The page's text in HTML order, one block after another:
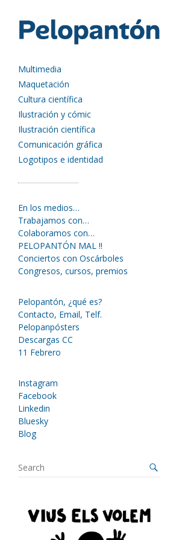
Multimedia
Maquetación
Cultura científica
Ilustración y cómic
Ilustración científica
Comunicación gráfica
Logotipos e identidad
En los medios…
Trabajamos con…
Colaboramos con…
PELOPANTÓN MAL !!
Conciertos con Oscárboles
Congresos, cursos, premios
Pelopantón, ¿qué es?
Contacto, Email, Telf.
Pelopanpósters
Descargas CC
11 Febrero
Instagram
Facebook
Linkedin
Bluesky
Blog
S
e